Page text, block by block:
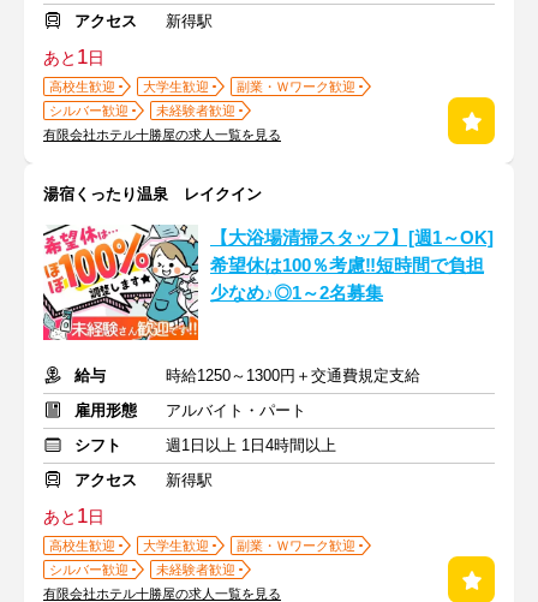
アクセス
新得駅
あと 1日
高校生歓迎 大学生歓迎
副業・Ｗワーク歓迎
シルバー歓迎
未経験者歓迎
有限会社ホテル十勝屋の求人一覧を見る
湯宿くったり温泉 レイクイン
【大浴場清掃スタッフ】[週1～OK]
希望休は100％考慮‼短時間で負担
少なめ♪◎1～2名募集
給与
時給1250～1300円＋交通費規定支給
雇用形態
アルバイト・パート
シフト
週1日以上 1日4時間以上
アクセス
新得駅
あと 1日
高校生歓迎 大学生歓迎
副業・Ｗワーク歓迎
シルバー歓迎
未経験者歓迎
有限会社ホテル十勝屋の求人一覧を見る